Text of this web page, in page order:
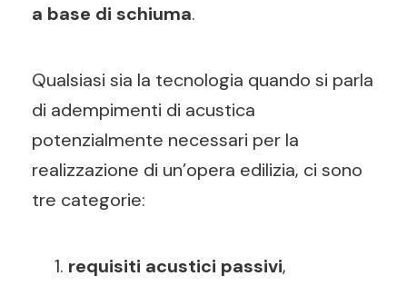
a base di schiuma.
Qualsiasi sia la tecnologia quando si parla
di adempimenti di acustica
potenzialmente necessari per la
realizzazione di un’opera edilizia, ci sono
tre categorie:
requisiti acustici passivi,